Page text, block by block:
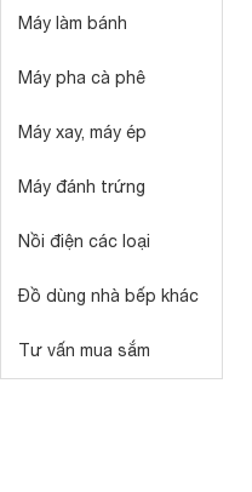
Máy làm bánh
Máy pha cà phê
Máy xay, máy ép
Máy đánh trứng
Nồi điện các loại
Đồ dùng nhà bếp khác
Tư vấn mua sắm